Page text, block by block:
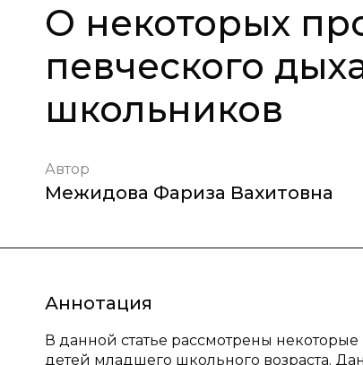
О некоторых
певческого
школьников
Автор
Межидова Фариза Вахитовна
Аннотация
В данной статье рассмотрены
детей младшего школьного возраста.